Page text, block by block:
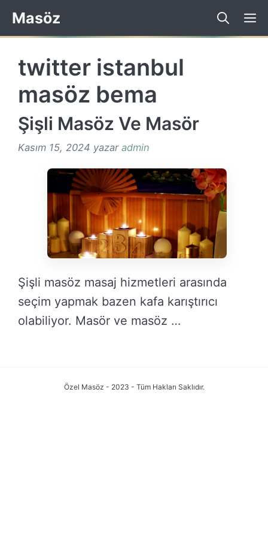
İçeriğe
atla
Masöz
twitter istanbul
masöz bema
Şişli Masöz Ve Masör
Kasım 15, 2024 yazar admin
Şişli masöz masaj hizmetleri arasında
seçim yapmak bazen kafa karıştırıcı
olabiliyor. Masör ve masöz …
Özel Masöz - 2023 - Tüm Hakları Saklıdır.